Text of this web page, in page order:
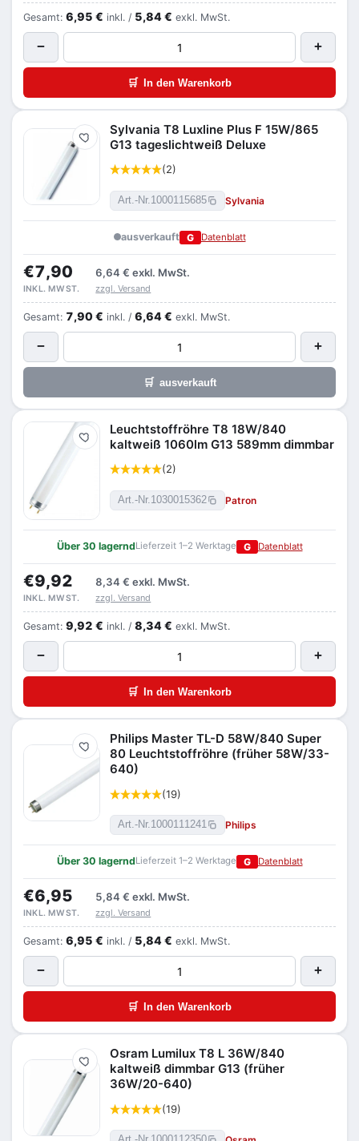
Gesamt: 6,95 € inkl. / 5,84 € exkl. MwSt.
− +
🛒 In den Warenkorb
Merken
Sylvania T8 Luxline Plus F 15W/865
G13 tageslichtweiß Deluxe
(2)
Art.-Nr.1000115685 Sylvania
ausverkauft G Datenblatt
€7,90 6,64 € exkl. MwSt.
INKL. MWST. zzgl. Versand
Gesamt: 7,90 € inkl. / 6,64 € exkl. MwSt.
− +
🛒 ausverkauft
Merken
Leuchtstoffröhre T8 18W/840
kaltweiß 1060lm G13 589mm dimmbar
(2)
Art.-Nr.1030015362 Patron
Über 30 lagerndLieferzeit 1–2 Werktage G Datenblatt
€9,92 8,34 € exkl. MwSt.
INKL. MWST. zzgl. Versand
Gesamt: 9,92 € inkl. / 8,34 € exkl. MwSt.
− +
🛒 In den Warenkorb
Merken
Philips Master TL-D 58W/840 Super
80 Leuchtstoffröhre (früher 58W/33-
640)
(19)
Art.-Nr.1000111241 Philips
Über 30 lagerndLieferzeit 1–2 Werktage G Datenblatt
€6,95 5,84 € exkl. MwSt.
INKL. MWST. zzgl. Versand
Gesamt: 6,95 € inkl. / 5,84 € exkl. MwSt.
− +
🛒 In den Warenkorb
Merken
Osram Lumilux T8 L 36W/840
kaltweiß dimmbar G13 (früher
36W/20-640)
(19)